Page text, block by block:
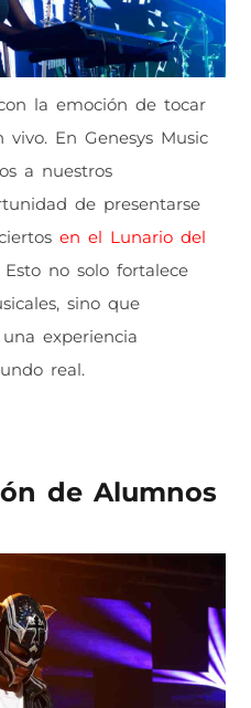
la emoción de tocar
En Genesys Music
a nuestros
de presentarse
en el Lunario del
Esto no solo fortalece
sino que
experiencia
real.
de Alumnos